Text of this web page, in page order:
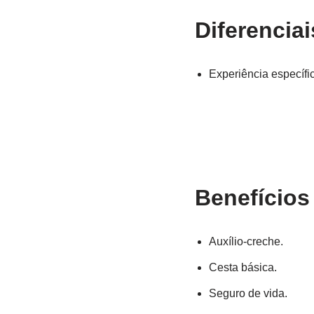
Experiência
Benefícios
Auxílio-creche.
Cesta básica.
Seguro de vida.